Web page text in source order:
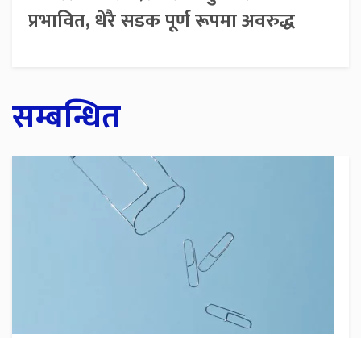
प्रभावित, धेरै सडक पूर्ण रूपमा अवरुद्ध
सम्बन्धित